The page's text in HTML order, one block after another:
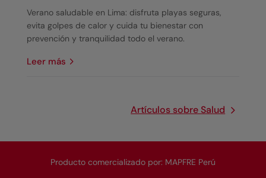
Verano saludable en Lima: disfruta playas seguras,
evita golpes de calor y cuida tu bienestar con
prevención y tranquilidad todo el verano.
leer más
Artículos sobre Salud
Producto comercializado por: MAPFRE Perú